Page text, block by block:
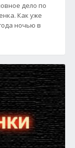
дело по
Как уже
ночью в